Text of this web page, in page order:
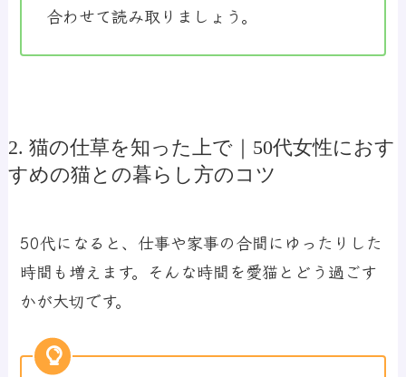
合わせて読み取りましょう。
2. 猫の仕草を知った上で｜50代女性におす
すめの猫との暮らし方のコツ
50代になると、仕事や家事の合間にゆったりした
時間も増えます。そんな時間を愛猫とどう過ごす
かが大切です。